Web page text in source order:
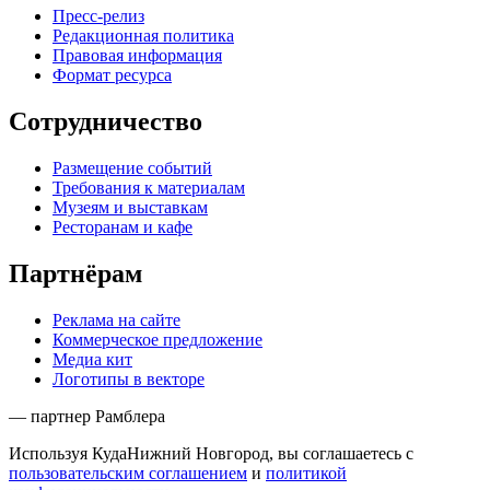
Пресс-релиз
Редакционная политика
Правовая информация
Формат ресурса
Сотрудничество
Размещение событий
Требования к материалам
Музеям и выставкам
Ресторанам и кафе
Партнёрам
Реклама на сайте
Коммерческое предложение
Медиа кит
Логотипы в векторе
— партнер Рамблера
Используя КудаНижний Новгород, вы соглашаетесь с
пользовательским соглашением и политикой